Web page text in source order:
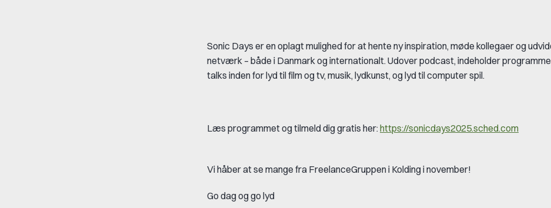
Sonic Days er en oplagt mulighed for at hente ny inspiration, møde kollegaer og
netværk – både i Danmark og internationalt. Udover podcast, indeholder
talks inden for lyd til film og tv, musik, lydkunst, og lyd til computer spil.
Læs programmet og tilmeld dig gratis her:https://sonicdays2025.sched.com
Vi håber at se mange fra FreelanceGruppen i Kolding i november!
Go dag og go lyd